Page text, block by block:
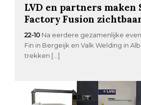
LVD en partners maken
Factory Fusion
22-10 Na eerdere gezamenlijke
Fin in Bergeijk en Valk Welding in
trekken […]